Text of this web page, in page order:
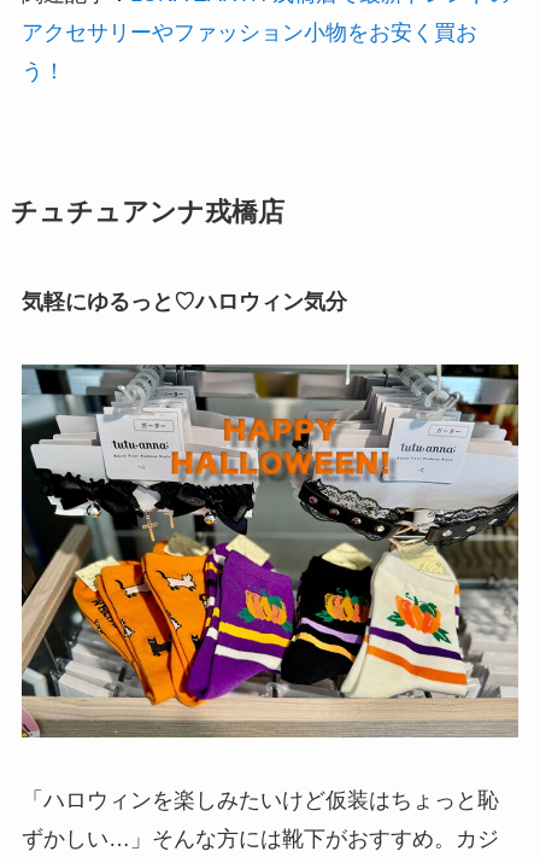
アクセサリーやファッション小物をお安く買お
う！
チュチュアンナ戎橋店
気軽にゆるっと♡ハロウィン気分
「ハロウィンを楽しみたいけど仮装はちょっと恥
ずかしい…」そんな方には靴下がおすすめ。カジ